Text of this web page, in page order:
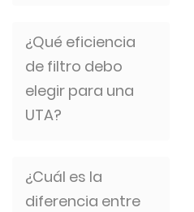
¿Qué eficiencia
de filtro debo
elegir para una
UTA?
¿Cuál es la
diferencia entre